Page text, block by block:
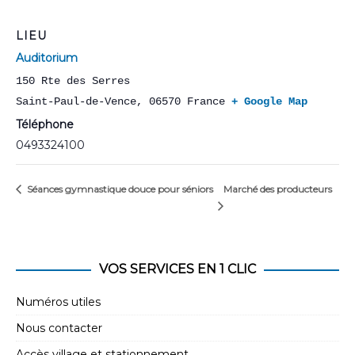
LIEU
Auditorium
150 Rte des Serres
Saint-Paul-de-Vence, 06570 France + Google Map
Téléphone
0493324100
Séances gymnastique douce pour séniors Marché des producteurs
VOS SERVICES EN 1 CLIC
Numéros utiles
Nous contacter